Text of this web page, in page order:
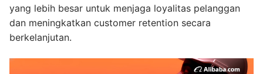
yang lebih besar untuk menjaga loyalitas pelanggan
dan meningkatkan customer retention secara
berkelanjutan.